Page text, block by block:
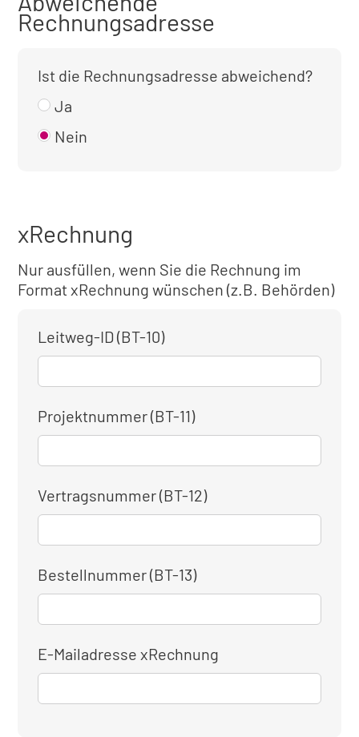
Rechnungsadresse
Ist die Rechnungsadresse abweichend?
Ja
Nein
xRechnung
Nur ausfüllen, wenn Sie die Rechnung im
Format xRechnung wünschen (z.B. Behörden)
Leitweg-ID (BT-10)
Projektnummer (BT-11)
Vertragsnummer (BT-12)
Bestellnummer (BT-13)
E-Mailadresse xRechnung